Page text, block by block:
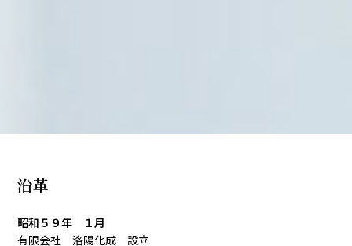
沿革
昭和５９年 １月
有限会社 洛陽化成 設立